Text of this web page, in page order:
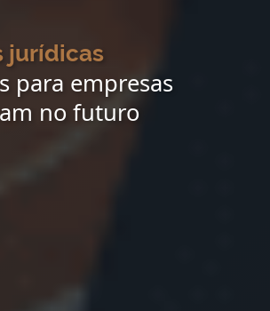
jurídicas
para empresas
no futuro